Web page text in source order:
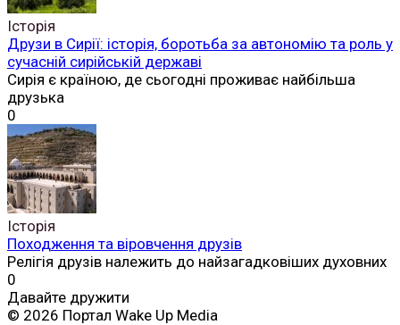
Історія
Друзи в Сирії: історія, боротьба за автономію та роль у
сучасній сирійській державі
Сирія є країною, де сьогодні проживає найбільша
друзька
0
Історія
Походження та віровчення друзів
Релігія друзів належить до найзагадковіших духовних
0
Давайте дружити
© 2026 Портал Wake Up Media